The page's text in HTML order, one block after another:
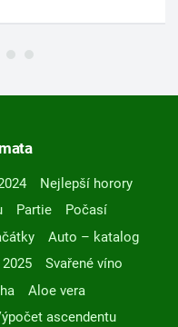
Nejlepší horory
Partie
Počasí
Auto – katalog
Svařené víno
Aloe vera
ascendentu